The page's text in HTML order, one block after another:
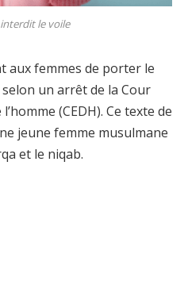
le voile
aux femmes de porter le
un arrêt de la Cour
(CEDH). Ce texte de
jeune femme musulmane
et le niqab.